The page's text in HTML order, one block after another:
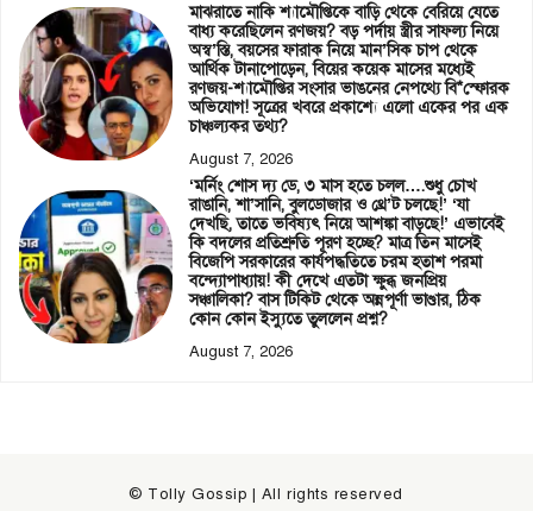
মাঝরাতে নাকি শ্যামৌপ্তিকে বাড়ি থেকে বেরিয়ে যেতে
বাধ্য করেছিলেন রণজয়? বড় পর্দায় স্ত্রীর সাফল্য নিয়ে
অস্ব’স্তি, বয়সের ফারাক নিয়ে মান’সিক চাপ থেকে
আর্থিক টানাপোড়েন, বিয়ের কয়েক মাসের মধ্যেই
রণজয়-শ্যামৌপ্তির সংসার ভাঙনের নেপথ্যে বি*স্ফোরক
অভিযোগ! সূত্রের খবরে প্রকাশ্যে এলো একের পর এক
চাঞ্চল্যকর তথ্য?
August 7, 2026
‘মর্নিং শোস দ্য ডে, ৩ মাস হতে চলল….শুধু চোখ
রাঙানি, শা’সানি, বুলডোজার ও থ্রে’ট চলছে!’ ‘যা
দেখছি, তাতে ভবিষ্যৎ নিয়ে আশঙ্কা বাড়ছে!’ এভাবেই
কি বদলের প্রতিশ্রুতি পূরণ হচ্ছে? মাত্র তিন মাসেই
বিজেপি সরকারের কার্যপদ্ধতিতে চরম হতাশ পরমা
বন্দ্যোপাধ্যায়! কী দেখে এতটা ক্ষুব্ধ জনপ্রিয়
সঞ্চালিকা? বাস টিকিট থেকে অন্নপূর্ণা ভাণ্ডার, ঠিক
কোন কোন ইস্যুতে তুললেন প্রশ্ন?
August 7, 2026
© Tolly Gossip | All rights reserved